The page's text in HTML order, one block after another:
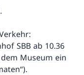
SBB ab 10.36
Museum ein